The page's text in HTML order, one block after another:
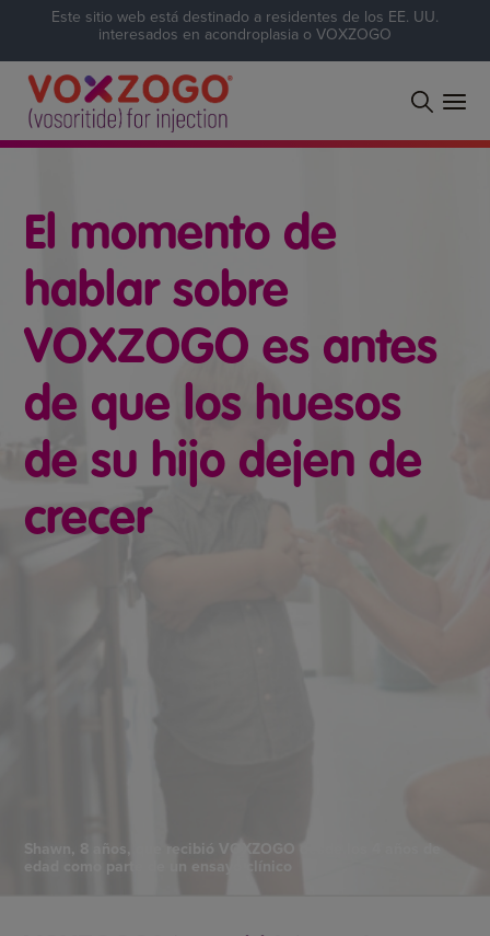
Este sitio web está destinado a residentes de los EE. UU.
interesados en acondroplasia o VOXZOGO
El momento de
hablar sobre
VOXZOGO es antes
de que los huesos
de su hijo dejen de
crecer
Shawn, 8 años, que recibió VOXZOGO desde los 4 años de
edad como parte de un ensayo clínico